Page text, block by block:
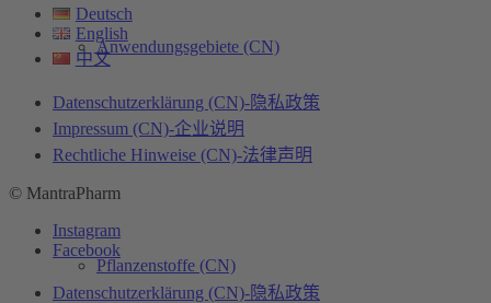
Anwendungsgebiete (CN)
Pflanzenstoffe (CN)
Deutsch
English
中文
Datenschutzerklärung (CN)-隐私政策
Impressum (CN)-企业说明
Rechtliche Hinweise (CN)-法律声明
© MantraPharm
Instagram
Facebook
Datenschutzerklärung (CN)-隐私政策